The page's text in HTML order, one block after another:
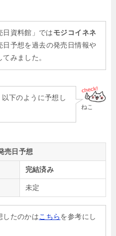
日資料館」ではモジコイネネ
日予想を過去の発売日情報や
みました。
ねこ
下のように予想し
売日予想
完結済み
未定
したのかはこちらを参考にし